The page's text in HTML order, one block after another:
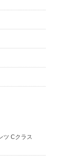
ツ Cクラス